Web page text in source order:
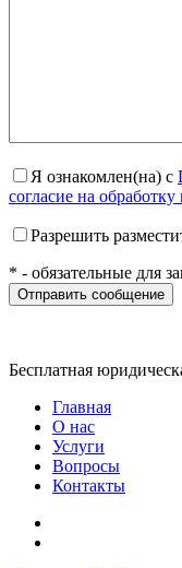
Я ознакомлен(на) с
согласие на
Разрешить
* - обязательные для
Бесплатная
Главная
О нас
Услуги
Вопросы
Контакты